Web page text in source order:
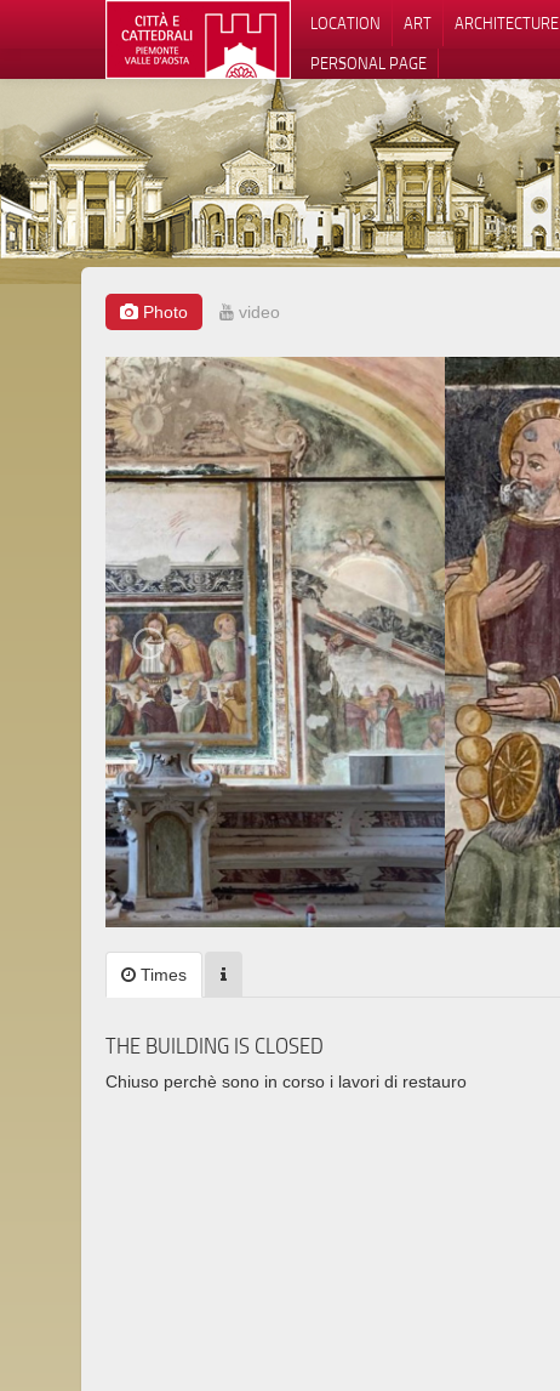
LOCATION ART ARCHITECTURE
PERSONAL PAGE
Photo video
Times
THE BUILDING IS CLOSED
Chiuso perchè sono in corso i lavori di restauro